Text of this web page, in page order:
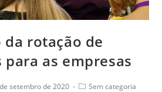
rotação de
as empresas
setembro de 2020 Sem categoria